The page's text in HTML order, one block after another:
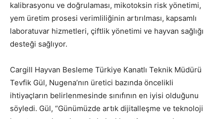
kalibrasyonu ve doğrulaması, mikotoksin risk yönetimi,
yem üretim prosesi verimliliğinin artırılması, kapsamlı
laboratuvar hizmetleri, çiftlik yönetimi ve hayvan sağlığı
desteği sağlıyor.
Cargill Hayvan Besleme Türkiye Kanatlı Teknik Müdürü
Tevfik Gül, Nugena’nın üretici bazında öncelikli
ihtiyaçların belirlenmesinde sınıfının en iyisi olduğunu
söyledi. Gül, “Günümüzde artık dijitalleşme ve teknoloji